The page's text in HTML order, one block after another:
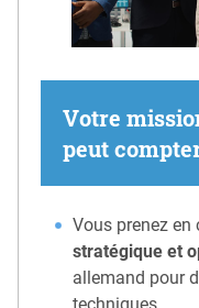
Votre
peut
Vous prenez
stratégique et
allemand pour